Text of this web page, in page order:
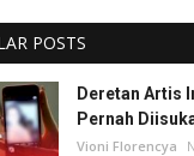
POSTS
Deretan Artis
Pernah
Vioni Florencya